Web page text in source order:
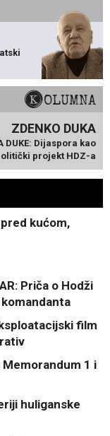
KOLUMNA
ZDENKO DUKA
DUKE: Dijaspora kao
projekt HDZ-a
pred kućom,
Priča o Hodži
film
Memorandum 1 i
huliganske